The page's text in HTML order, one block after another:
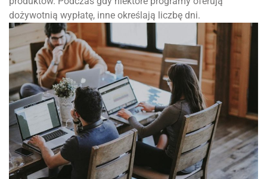
dożywotnią wypłatę, inne określają liczbę dni.